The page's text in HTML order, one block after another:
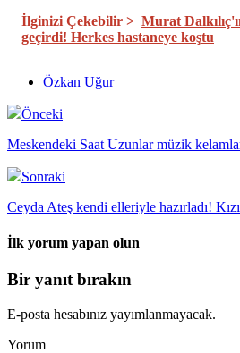
İlginizi Çekebilir > Murat
geçirdi! Herkes hastaneye koştu
Özkan Uğur
Önceki
Meskendeki Saat Uzunlar müzik
Sonraki
Ceyda Ateş kendi elleriyle hazırladı!
İlk yorum yapan olun
Bir yanıt bırakın
E-posta hesabınız yayımlanmayacak.
Yorum